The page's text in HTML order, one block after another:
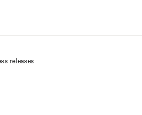
releases